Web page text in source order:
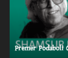
Premer Podaboli